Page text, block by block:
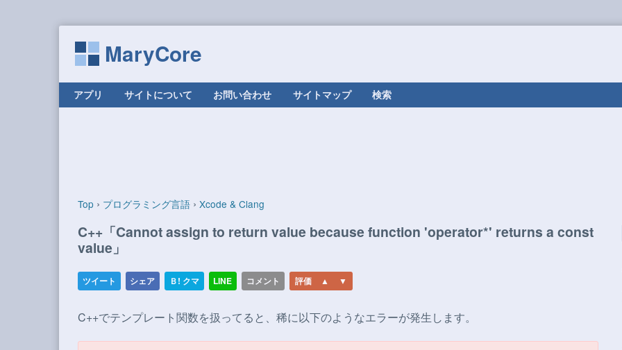
MaryCore
コンテンツへ移動
アプリ サイトについて お問い合わせ サイトマップ 検索
Top › プログラミング言語 › Xcode & Clang
C++「Cannot assign to return value because function 'operator*' returns a const
value」
C++でテンプレート関数を扱ってると、稀に以下のようなエラーが発生します。